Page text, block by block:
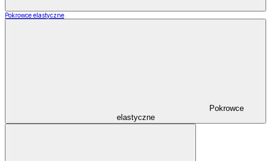
Pokrowce elastyczne
Pokrowce
elastyczne